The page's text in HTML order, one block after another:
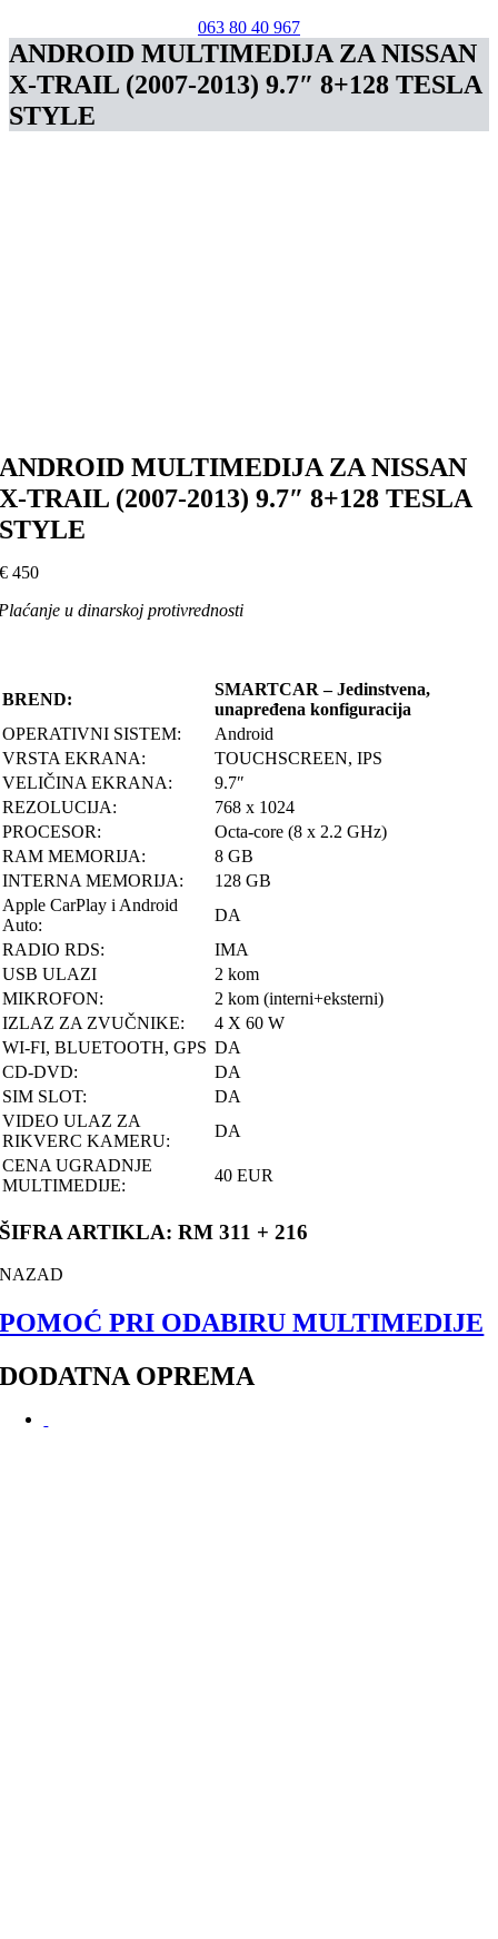
063 80 40 967
ANDROID MULTIMEDIJA ZA NISSAN
X-TRAIL (2007-2013) 9.7″ 8+128 TESLA
STYLE
ANDROID MULTIMEDIJA ZA NISSAN
X-TRAIL (2007-2013) 9.7″ 8+128 TESLA
STYLE
€ 450
u dinarskoj protivrednosti
BREND:
SMARTCAR – Jedinstvena,
unapređena konfiguracija
OPERATIVNI SISTEM:
Android
VRSTA EKRANA:
TOUCHSCREEN, IPS
VELIČINA EKRANA:
9.7″
REZOLUCIJA:
768 x 1024
PROCESOR:
Octa-core (8 x 2.2 GHz)
RAM MEMORIJA:
8 GB
INTERNA MEMORIJA:
128 GB
Apple CarPlay i Android
Auto:
DA
RADIO RDS:
IMA
USB ULAZI
2 kom
MIKROFON:
2 kom (interni+eksterni)
IZLAZ ZA ZVUČNIKE:
4 X 60 W
WI-FI, BLUETOOTH, GPS DA
CD-DVD:
DA
SIM SLOT:
DA
VIDEO ULAZ ZA
RIKVERC KAMERU:
DA
CENA UGRADNJE
MULTIMEDIJE:
40 EUR
ŠIFRA ARTIKLA: RM 311 + 216
NAZAD
POMOĆ PRI ODABIRU MULTIMEDIJE
DODATNA OPREMA